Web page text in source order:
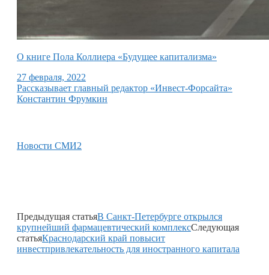
О книге Пола Коллиера «Будущее капитализма»
27 февраля, 2022
Рассказывает главный редактор «Инвест-Форсайта»
Константин Фрумкин
Новости СМИ2
Предыдущая статьяВ Санкт-Петербурге открылся
крупнейший фармацевтический комплексСледующая
статьяКраснодарский край повысит
инвестпривлекательность для иностранного капитала